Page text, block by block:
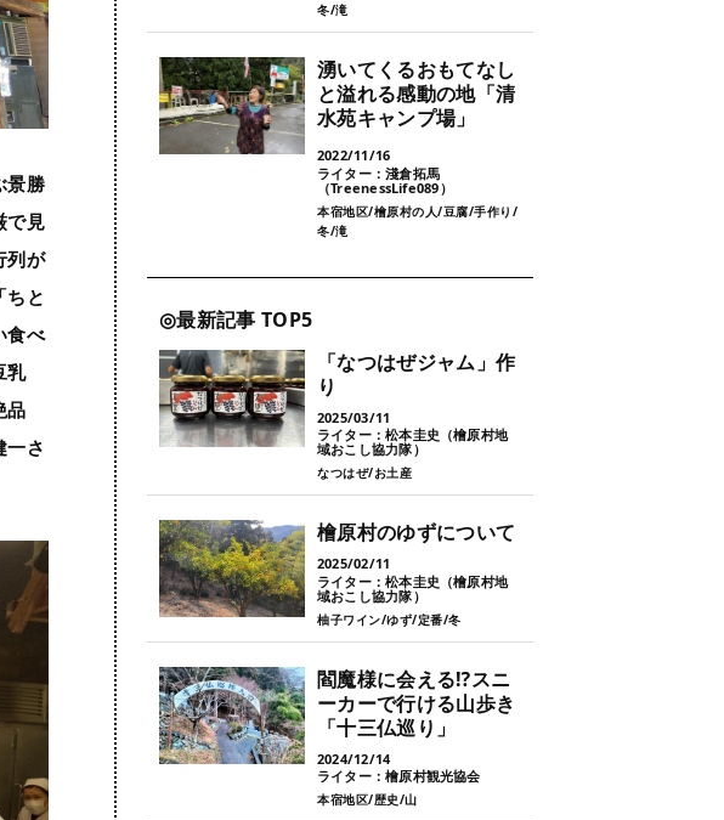
景勝
で見
列が
ちと
食べ
乳
品
一さ
冬 滝
湧いてくるおもてなし
と溢れる感動の地「清
水苑キャンプ場」
2022/11/16
ライター：淺倉拓馬
（TreenessLife089）
本宿地区 檜原村の人 豆腐 手作り
冬 滝
最新記事 TOP5
「なつはぜジャム」作
り
2025/03/11
ライター：松本圭史（檜原村地
域おこし協力隊）
なつはぜ お土産
檜原村のゆずについて
2025/02/11
ライター：松本圭史（檜原村地
域おこし協力隊）
柚子ワイン ゆず 定番 冬
閻魔様に会える⁉スニ
ーカーで行ける山歩き
「十三仏巡り」
2024/12/14
ライター：檜原村観光協会
本宿地区 歴史 山